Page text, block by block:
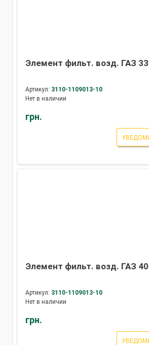
Элемент фильт. возд. ГАЗ
Артикул: 3110-1109013-10
Нет в наличии
грн.
Элемент фильт. возд. ГАЗ
Артикул: 3110-1109013-10
Нет в наличии
грн.